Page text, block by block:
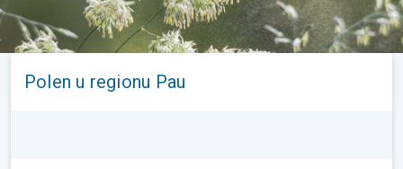
Polen u regionu Pau